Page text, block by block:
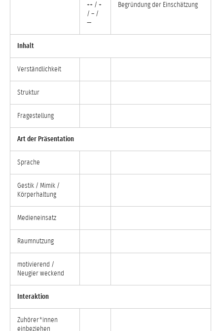
++ / +
/ – /
—
Begründung der Einschätzung
Inhalt
Verständlichkeit
Struktur
Fragestellung
Art der Präsentation
Sprache
Gestik / Mimik /
Körperhaltung
Medieneinsatz
Raumnutzung
motivierend /
Neugier weckend
Interaktion
Zuhörer*innen
einbeziehen